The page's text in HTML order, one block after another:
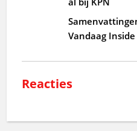
Vandaag
Reacties